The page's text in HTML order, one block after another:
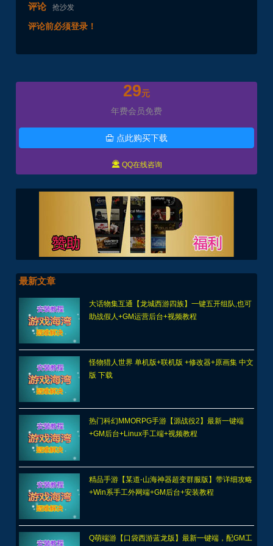
评论 抢沙发
评论前必须登录！
29元
年费会员免费
 点此购买下载
 QQ在线咨询
最新文章
大话物集互通【龙城西游四族】一键五开组队,也可
助战假人+GM运营后台+视频教程
怪物猎人世界 单机版+联机版 +修改器+原画集 中文
版 下载
热门科幻MMORPG手游【源战役2】最新一键端
+GM后台+Linux手工端+视频教程
精品手游【某道-山海神器超变群服版】带详细攻略
+Win系手工外网端+GM后台+安装教程
Q萌端游【口袋西游蓝龙版】最新一键端，配GM工